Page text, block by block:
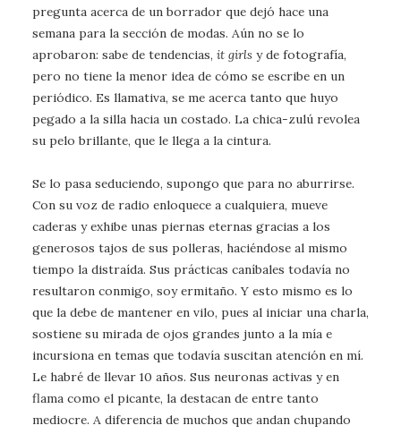
pregunta acerca de un borrador que dejó hace una
semana para la sección de modas. Aún no se lo
aprobaron: sabe de tendencias, it girls y de fotografía,
pero no tiene la menor idea de cómo se escribe en un
periódico. Es llamativa, se me acerca tanto que huyo
pegado a la silla hacia un costado. La chica-zulú revolea
su pelo brillante, que le llega a la cintura.
Se lo pasa seduciendo, supongo que para no aburrirse.
Con su voz de radio enloquece a cualquiera, mueve
caderas y exhibe unas piernas eternas gracias a los
generosos tajos de sus polleras, haciéndose al mismo
tiempo la distraída. Sus prácticas caníbales todavía no
resultaron conmigo, soy ermitaño. Y esto mismo es lo
que la debe de mantener en vilo, pues al iniciar una charla,
sostiene su mirada de ojos grandes junto a la mía e
incursiona en temas que todavía suscitan atención en mí.
Le habré de llevar 10 años. Sus neuronas activas y en
flama como el picante, la destacan de entre tanto
mediocre. A diferencia de muchos que andan chupando